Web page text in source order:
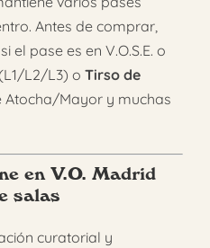
Antes de comprar,
si el pase es en V.O.S.E. o
(L1/L2/L3) o Tirso de
Atocha/Mayor y muchas
en V.O. Madrid
salas
curatorial y